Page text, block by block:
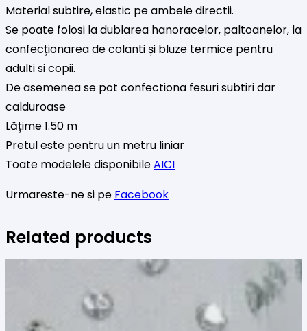
Material subtire, elastic pe ambele directii.
Se poate folosi la dublarea hanoracelor, paltoanelor, la
confecționarea de colanti și bluze termice pentru
adulti si copii.
De asemenea se pot confectiona fesuri subtiri dar
calduroase
Lățime 1.50 m
Pretul este pentru un metru liniar
Toate modelele disponibileAICI
Urmareste-ne si pe Facebook
Related products